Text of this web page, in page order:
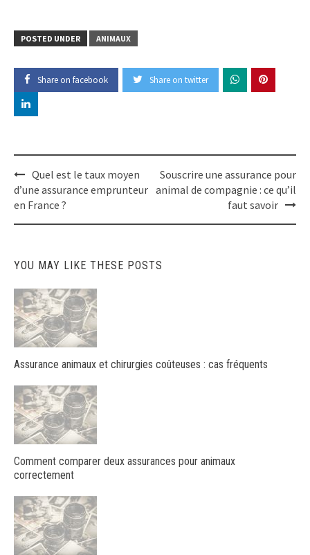
POSTED UNDER ANIMAUX
Share on facebook Share on twitter
Post
navigation
Quel est le taux moyen
d’une assurance emprunteur
en France ?
Souscrire une assurance pour
animal de compagnie : ce qu’il
faut savoir
YOU MAY LIKE THESE POSTS
Assurance animaux et chirurgies coûteuses : cas fréquents
Comment comparer deux assurances pour animaux
correctement